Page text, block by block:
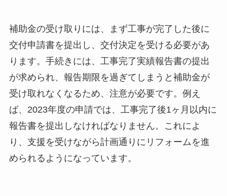
補助金の受け取りには、まず工事が完了した後に
交付申請書を提出し、交付決定を受ける必要があ
ります。手続きには、工事完了実績報告書の提出
が求められ、報告期限を過ぎてしまうと補助金が
受け取れなくなるため、注意が必要です。例え
ば、2023年度の申請では、工事完了後1ヶ月以内に
報告書を提出しなければなりません。これによ
り、支援を受けながら計画通りにリフォームを進
められるようになっています。